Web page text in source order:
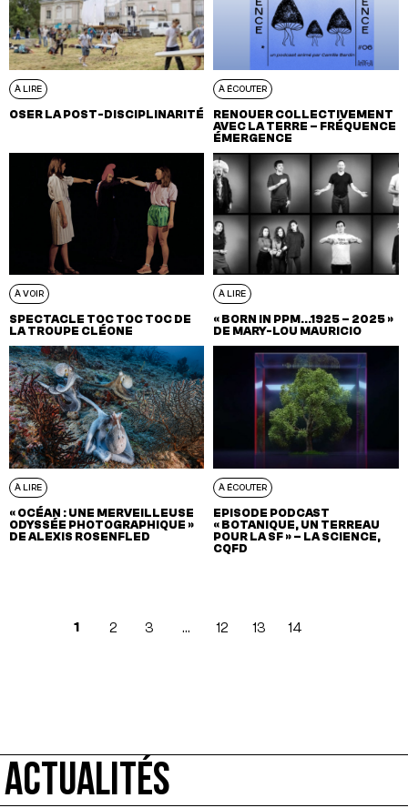
À LIRE
OSER LA POST-DISCIPLINARITÉ
À ÉCOUTER
RENOUER COLLECTIVEMENT
AVEC LA TERRE – FRÉQUENCE
ÉMERGENCE
À VOIR
SPECTACLE TOC TOC TOC DE
LA TROUPE CLÉONE
À LIRE
« BORN IN PPM…1925 – 2025 »
DE MARY-LOU MAURICIO
À LIRE
« OCÉAN : UNE MERVEILLEUSE
ODYSSÉE PHOTOGRAPHIQUE »
DE ALEXIS ROSENFLED
À ÉCOUTER
EPISODE PODCAST
« BOTANIQUE, UN TERREAU
POUR LA SF » – LA SCIENCE,
CQFD
1 2 3 … 12 13 14
ACTUALITÉS